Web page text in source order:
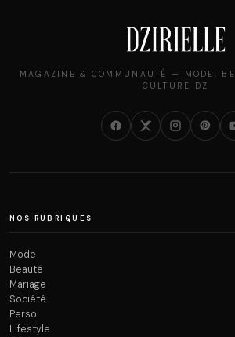
MAGAZINE & COMMUNAUTÉ — MODE,
CULTURE DZ
NOS RUBRIQUES
Mode
Beauté
Mariage
Société
Perso
Lifestyle